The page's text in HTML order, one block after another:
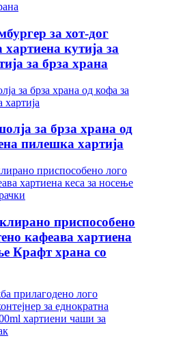
за хот-дог
кутија за
за брза храна
за брза храна од
пилешка хартија
приспособено
кафеава хартиена
Крафт храна со